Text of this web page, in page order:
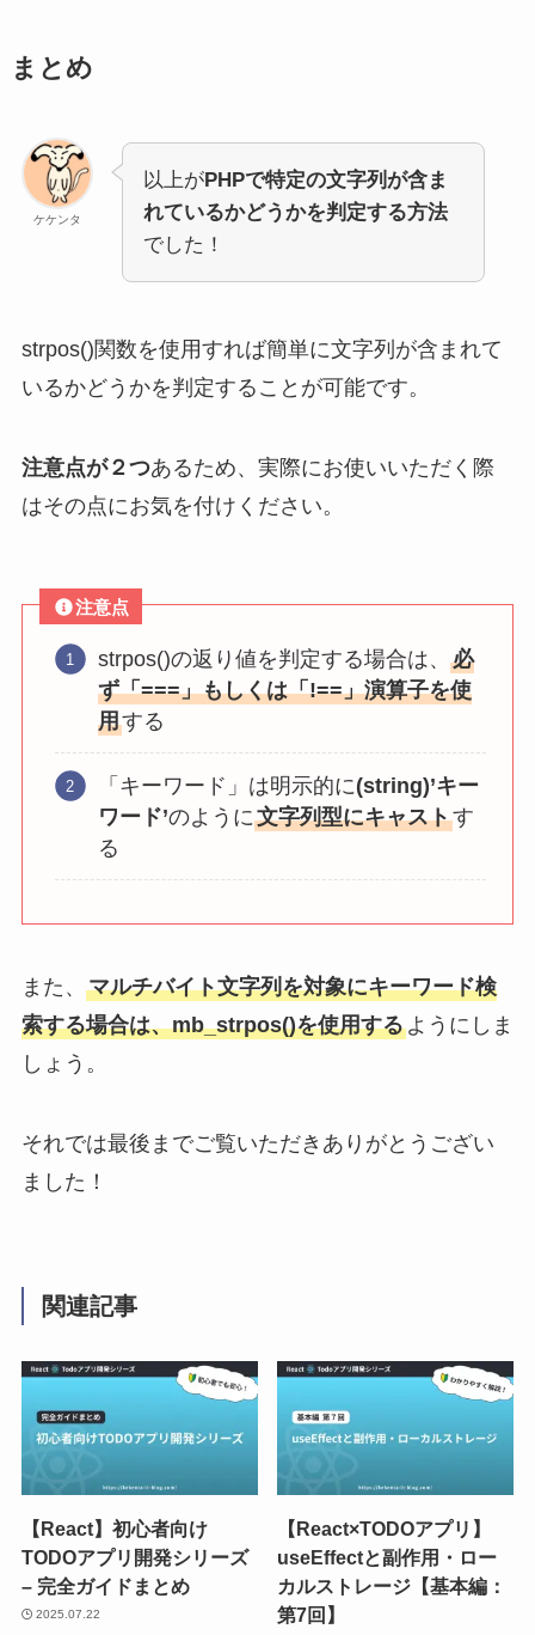
まとめ
ケケンタ
以上がPHPで特定の文字列が含ま
れているかどうかを判定する方法
でした！
strpos()関数を使用すれば簡単に文字列が含まれて
いるかどうかを判定することが可能です。
注意点が２つあるため、実際にお使いいただく際
はその点にお気を付けください。
注意点
strpos()の返り値を判定する場合は、 必
ず「===」もしくは「!==」演算子を使
用する
「キーワード」は明示的に(string)’キー
ワード’のように文字列型にキャストす
る
また、 マルチバイト文字列を対象にキーワード検
索する場合は、mb_strpos()を使用するようにしま
しょう。
それでは最後までご覧いただきありがとうござい
ました！
関連記事
【React】初心者向け
TODOアプリ開発シリーズ
– 完全ガイドまとめ
2025.07.22
【React×TODOアプリ】
useEffectと副作用・ロー
カルストレージ【基本編：
第7回】